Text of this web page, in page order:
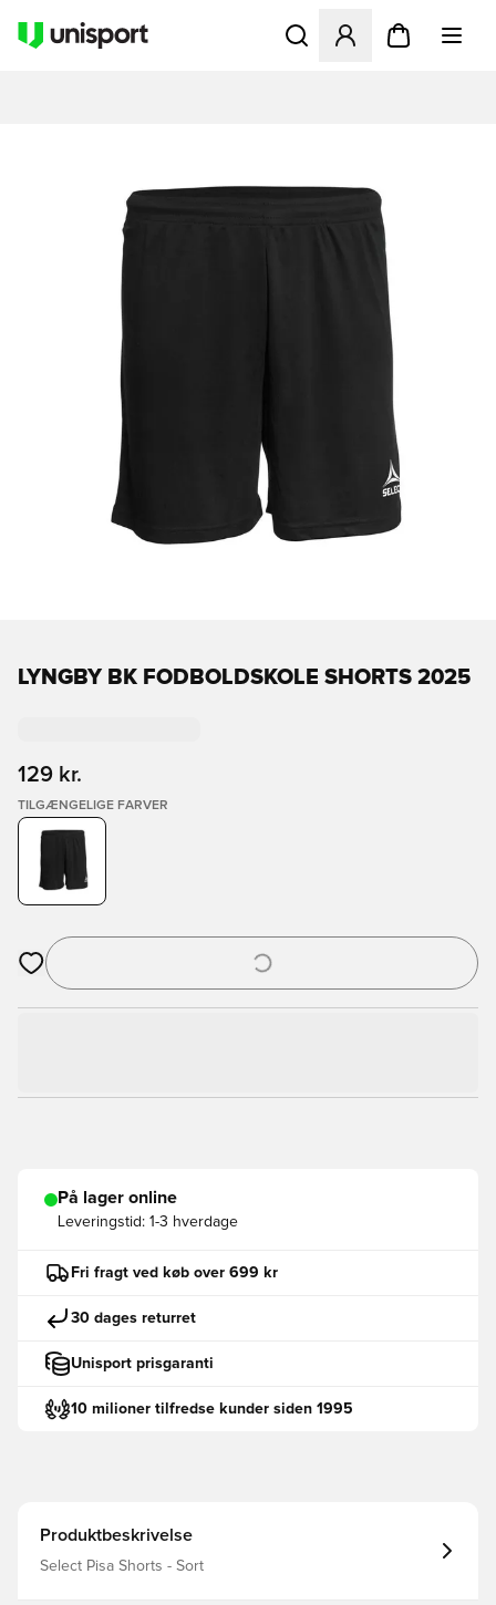
Åbner en Modal til at
LYNGBY BK FODBOLDSKOLE SHORTS 2025
129 kr.
TILGÆNGELIGE FARVER
Åbner en Modal til at logge ind eller tilmelde dig som medlem
På lager online
Leveringstid: 1-3 hverdage
Fri fragt ved køb over 699 kr
30 dages returret
Unisport prisgaranti
10 milioner tilfredse kunder siden 1995
Produktbeskrivelse
Select Pisa Shorts - Sort